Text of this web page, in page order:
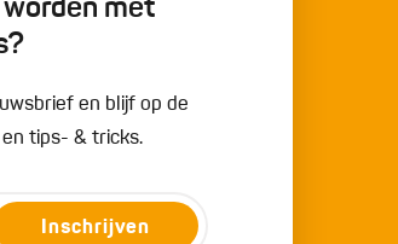
met
en blijf op de
tips- & tricks.
Inschrijven